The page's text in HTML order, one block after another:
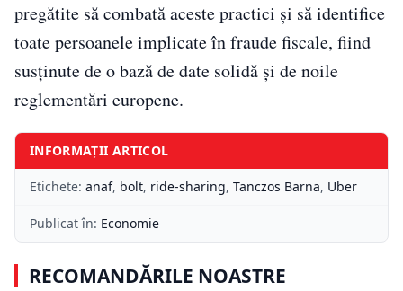
pregătite să combată aceste practici și să identifice
toate persoanele implicate în fraude fiscale, fiind
susținute de o bază de date solidă și de noile
reglementări europene.
INFORMAȚII ARTICOL
Etichete: anaf, bolt, ride-sharing, Tanczos Barna, Uber
Publicat în: Economie
RECOMANDĂRILE NOASTRE